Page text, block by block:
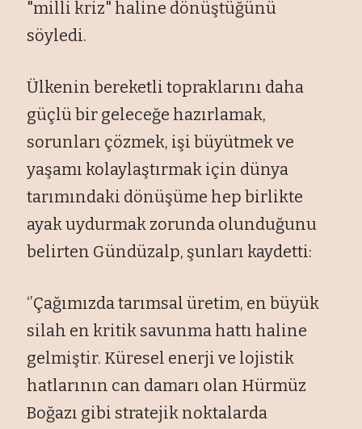
"milli kriz" haline dönüştüğünü
söyledi.
Ülkenin bereketli topraklarını daha
güçlü bir geleceğe hazırlamak,
sorunları çözmek, işi büyütmek ve
yaşamı kolaylaştırmak için dünya
tarımındaki dönüşüme hep birlikte
ayak uydurmak zorunda olunduğunu
belirten Gündüzalp, şunları kaydetti:
‘’Çağımızda tarımsal üretim, en büyük
silah en kritik savunma hattı haline
gelmiştir. Küresel enerji ve lojistik
hatlarının can damarı olan Hürmüz
Boğazı gibi stratejik noktalarda